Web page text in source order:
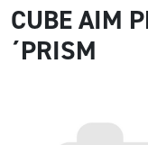
CUBEAIM
´PRISM